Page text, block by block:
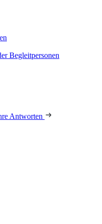
Begleitpersonen
Antworten